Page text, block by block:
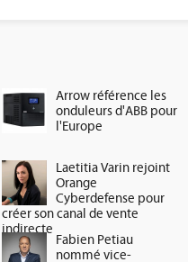
Arrow référence les
onduleurs d'ABB pour
l'Europe
Laetitia Varin rejoint
Orange
Cyberdefense pour
créer son canal de vente
indirecte
Fabien Petiau
nommé vice-